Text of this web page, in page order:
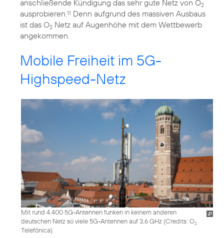
anschließende Kündigung das sehr gute Netz von O2
ausprobieren.11 Denn aufgrund des massiven Ausbaus
ist das O2 Netz auf Augenhöhe mit dem Wettbewerb
angekommen.
Mobile Freiheit im 5G-
Highspeed-Netz
Mit rund 4.400 5G-Antennen funken in keinem anderen
deutschen Netz so viele 5G-Antennen auf 3,6 GHz (Credits: O2
Telefónica)